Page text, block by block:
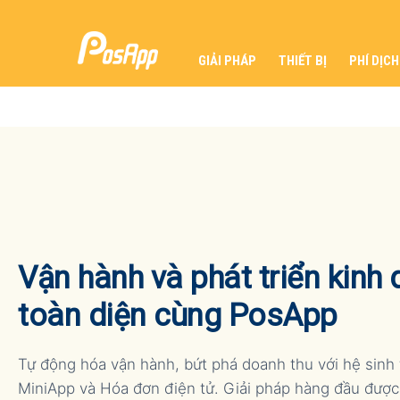
GIẢI PHÁP THIẾT BỊ PHÍ
Vận hành và phát triển kinh
toàn diện cùng PosApp
PosApp
là
Tự động hóa vận hành, bứt phá doanh thu với hệ sinh
MiniApp và Hóa đơn điện tử. Giải pháp hàng đầu